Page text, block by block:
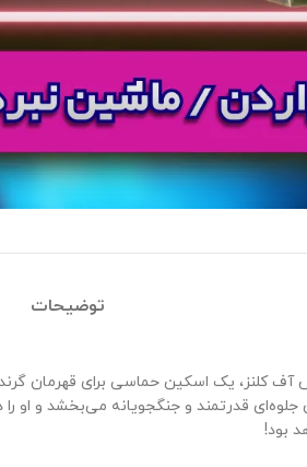
توضیحات
آف کلنز، یک اسکین حماسی برای قهرمان
جلوه‌ای قدرتمند و جنگجویانه می‌بخشد و
بود!